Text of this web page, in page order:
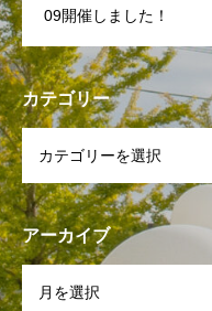
09開催しました！
カテゴリー
アーカイブ